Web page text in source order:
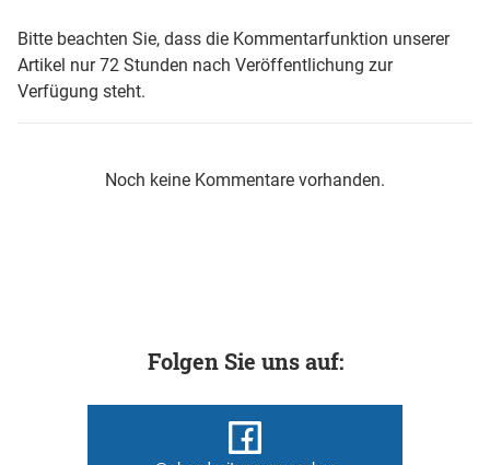
Bitte beachten Sie, dass die Kommentarfunktion unserer
Artikel nur 72 Stunden nach Veröffentlichung zur
Verfügung steht.
Noch keine Kommentare vorhanden.
Folgen Sie uns auf: